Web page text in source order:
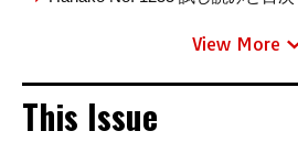
View More
This Issue